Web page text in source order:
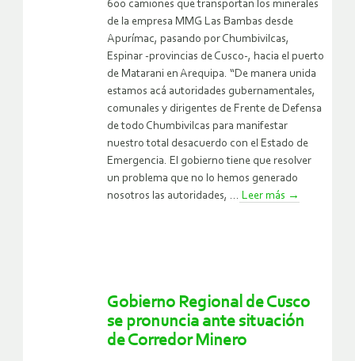
600 camiones que transportan los minerales
de la empresa MMG Las Bambas desde
Apurímac, pasando por Chumbivilcas,
Espinar -provincias de Cusco-, hacia el puerto
de Matarani en Arequipa. “De manera unida
estamos acá autoridades gubernamentales,
comunales y dirigentes de Frente de Defensa
de todo Chumbivilcas para manifestar
nuestro total desacuerdo con el Estado de
Emergencia. El gobierno tiene que resolver
un problema que no lo hemos generado
nosotros las autoridades, ... Leer más →
Gobierno Regional de Cusco
se pronuncia ante situación
de Corredor Minero